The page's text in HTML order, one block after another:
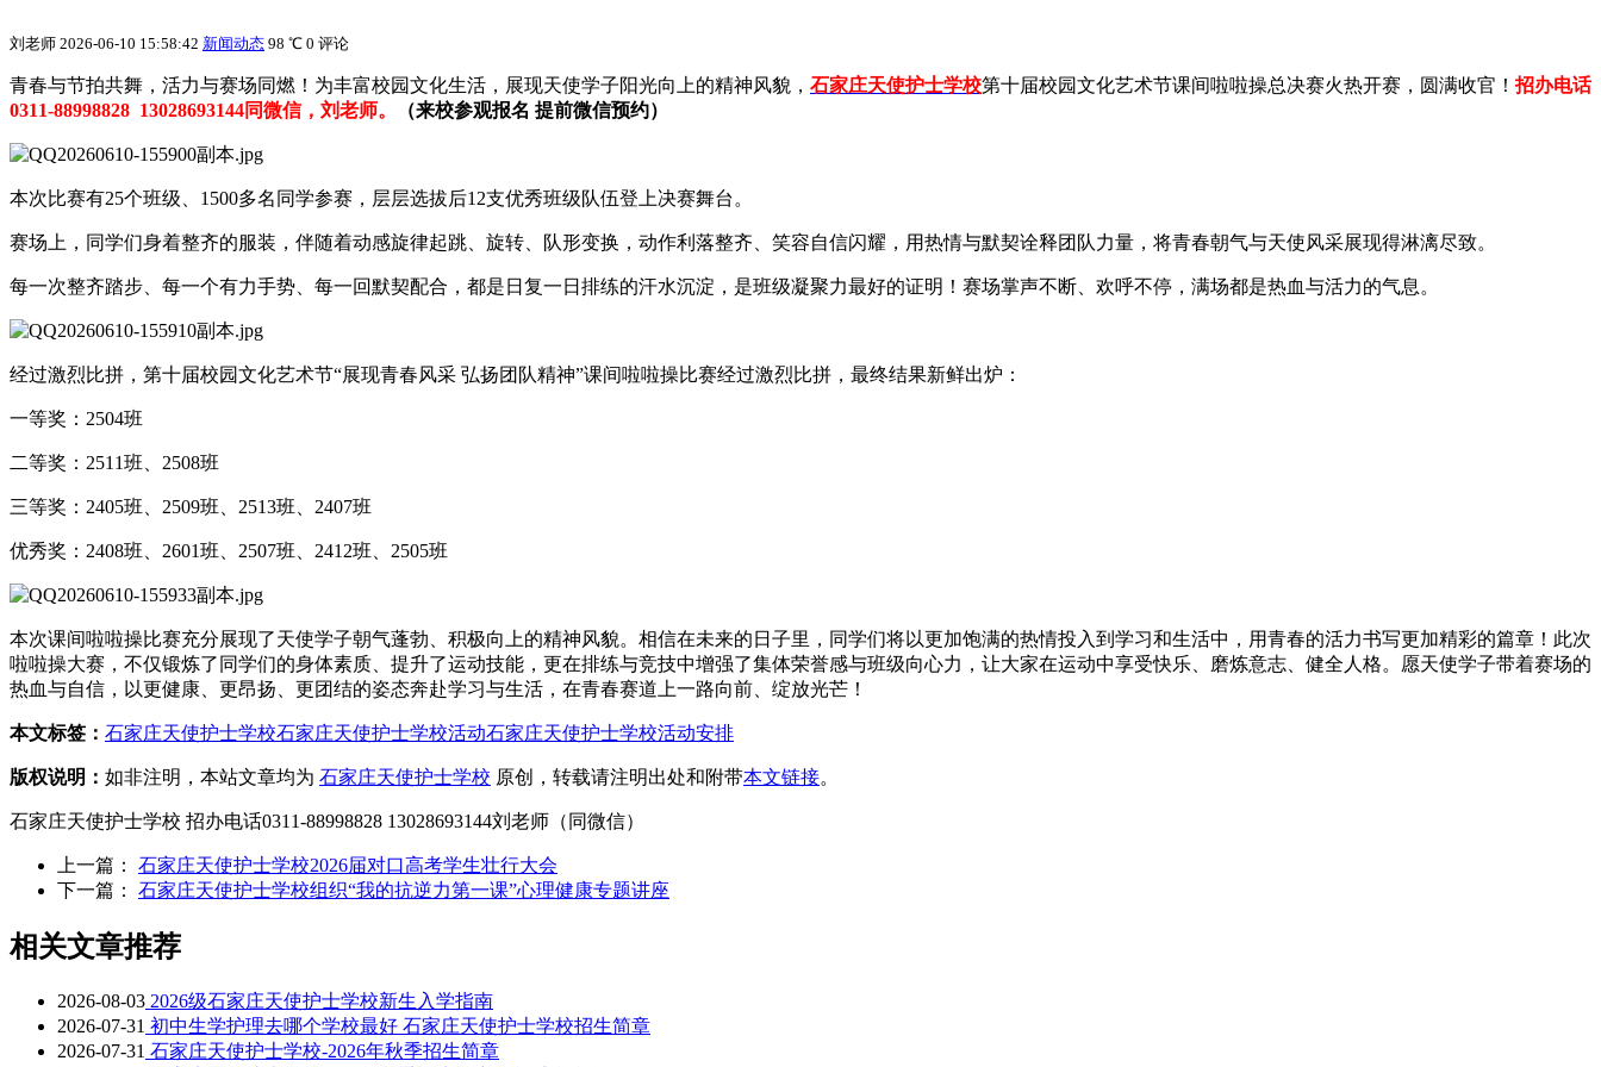
刘老师 2026-06-10 15:58:42 新闻动态 98 ℃ 0 评论
青春与节拍共舞，活力与赛场同燃！为丰富校园文化生活，展现天使学子阳光向上的精神风貌， 石家庄天使护士学校第十届校园文化艺术节课间啦啦操总决赛火热开赛，圆满收官！ 招办电话
0311-88998828 13028693144同微信，刘老师。
（来校参观报名 提前微信预约）
本次比赛有25个班级、1500多名同学参赛，层层选拔后12支优秀班级队伍登上决赛舞台。
赛场上，同学们身着整齐的服装，伴随着动感旋律起跳、旋转、队形变换，动作利落整齐、笑容自信闪耀，用热情与默契诠释团队力量，将青春朝气与天使风采展现得淋漓尽致。
每一次整齐踏步、每一个有力手势、每一回默契配合，都是日复一日排练的汗水沉淀，是班级凝聚力最好的证明！赛场掌声不断、欢呼不停，满场都是热血与活力的气息。
经过激烈比拼，第十届校园文化艺术节“展现青春风采 弘扬团队精神”课间啦啦操比赛经过激烈比拼，最终结果新鲜出炉：
一等奖：2504班
二等奖：2511班、2508班
三等奖：2405班、2509班、2513班、2407班
优秀奖：2408班、2601班、2507班、2412班、2505班
本次课间啦啦操比赛充分展现了天使学子朝气蓬勃、积极向上的精神风貌。相信在未来的日子里，同学们将以更加饱满的热情投入到学习和生活中，用青春的活力书写更加精彩的篇章！此次
啦啦操大赛，不仅锻炼了同学们的身体素质、提升了运动技能，更在排练与竞技中增强了集体荣誉感与班级向心力，让大家在运动中享受快乐、磨炼意志、健全人格。愿天使学子带着赛场的
热血与自信，以更健康、更昂扬、更团结的姿态奔赴学习与生活，在青春赛道上一路向前、绽放光芒！
本文标签： 石家庄天使护士学校石家庄天使护士学校活动石家庄天使护士学校活动安排
版权说明： 如非注明，本站文章均为 石家庄天使护士学校 原创，转载请注明出处和附带本文链接。
石家庄天使护士学校 招办电话0311-88998828 13028693144刘老师（同微信）
上一篇： 石家庄天使护士学校2026届对口高考学生壮行大会
下一篇： 石家庄天使护士学校组织“我的抗逆力第一课”心理健康专题讲座
相关文章推荐
2026-08-03 2026级石家庄天使护士学校新生入学指南
2026-07-31 初中生学护理去哪个学校最好 石家庄天使护士学校招生简章
2026-07-31 石家庄天使护士学校-2026年秋季招生简章